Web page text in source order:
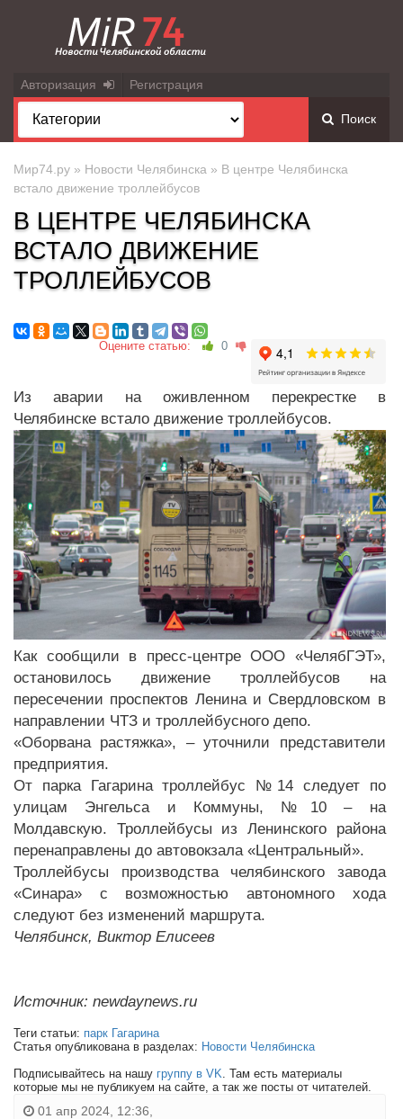
Авторизация Регистрация
Поиск
Мир74.ру » Новости Челябинска » В центре Челябинска
встало движение троллейбусов
В ЦЕНТРЕ ЧЕЛЯБИНСКА
ВСТАЛО ДВИЖЕНИЕ
ТРОЛЛЕЙБУСОВ
Оцените статью: 0
Из аварии на оживленном перекрестке в
Челябинске встало движение троллейбусов.
Как сообщили в пресс-центре ООО «ЧелябГЭТ»,
остановилось движение троллейбусов на
пересечении проспектов Ленина и Свердловском в
направлении ЧТЗ и троллейбусного депо.
«Оборвана растяжка», – уточнили представители
предприятия.
От парка Гагарина троллейбус №14 следует по
улицам Энгельса и Коммуны, №10 – на
Молдавскую. Троллейбусы из Ленинского района
перенаправлены до автовокзала «Центральный».
Троллейбусы производства челябинского завода
«Синара» с возможностью автономного хода
следуют без изменений маршрута.
Челябинск, Виктор Елисеев
Источник: newdaynews.ru
Теги статьи: парк Гагарина
Статья опубликована в разделах: Новости Челябинска
Подписывайтесь на нашу группу в VK . Там есть материалы
которые мы не публикуем на сайте, а так же посты от читателей.
01 апр 2024, 12:36,